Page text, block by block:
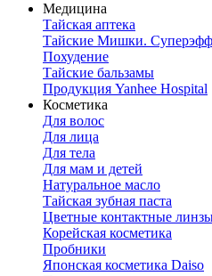
Медицина
Тайская аптека
Тайские Мишки.
Похудение
Тайские бальзамы
Продукция Yanhee Hospital
Косметика
Для волос
Для лица
Для тела
Для мам и детей
Натуральное масло
Тайская зубная паста
Цветные контактные
Корейская косметика
Пробники
Японская косметика Daiso